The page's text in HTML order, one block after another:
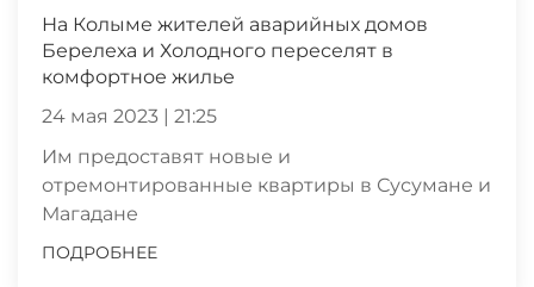
На Колыме жителей аварийных домов
Берелеха и Холодного переселят в
комфортное жилье
24 мая 2023 | 21:25
Им предоставят новые и
отремонтированные квартиры в Сусумане и
Магадане
ПОДРОБНЕЕ